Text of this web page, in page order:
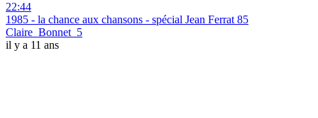
22:44
1985 - la chance aux chansons - spécial Jean Ferrat 85
Claire_Bonnet_5
il y a 11 ans